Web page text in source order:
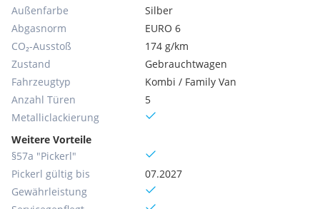
Außenfarbe
Silber
Abgasnorm
EURO 6
CO₂-Ausstoß
174 g/km
Zustand
Gebrauchtwagen
Fahrzeugtyp
Kombi / Family Van
Anzahl Türen
5
Metallic­lackierung
Weitere Vorteile
§57a "Pickerl"
Pickerl gültig bis
07.2027
Gewährleistung